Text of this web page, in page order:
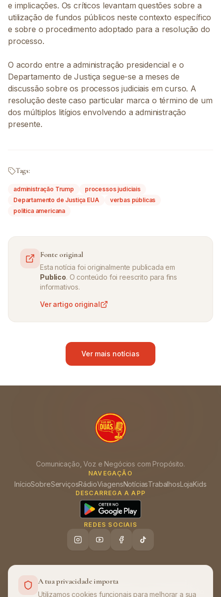
e implicações. Os críticos levantam questões sobre a
utilização de fundos públicos neste contexto específico
e sobre o procedimento adoptado para a resolução do
processo.
O acordo entre a administração presidencial e o
Departamento de Justiça segue-se a meses de
discussão sobre os processos judiciais em curso. A
resolução deste caso particular marca o término de um
dos múltiplos litígios envolvendo a administração
presente.
Tags:
administração Trump
processos judiciais
Departamento de Justiça EUA
verbas públicas
política americana
Fonte original
Esta notícia foi originalmente publicada em
Publico. O conteúdo foi reescrito para fins
informativos.
Ver artigo original
Ver mais notícias
Comunicação, Voz e Negócios com Propósito.
NAVEGAÇÃO
InícioSobreServiçosRádioViagensNotíciasTrabalhosLojaKids
DESCARREGA A APP
REDES SOCIAIS
Ajuda (FAQ)•Política de Privacidade • Termos de Utilização
A tua privacidade importa
Utilizamos cookies funcionais para melhorar a sua